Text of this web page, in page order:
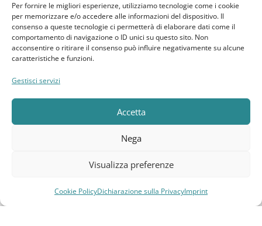
Per fornire le migliori esperienze, utilizziamo tecnologie come i cookie
per memorizzare e/o accedere alle informazioni del dispositivo. Il
consenso a queste tecnologie ci permetterà di elaborare dati come il
comportamento di navigazione o ID unici su questo sito. Non
acconsentire o ritirare il consenso può influire negativamente su alcune
caratteristiche e funzioni.
Gestisci servizi
Accetta
Nega
Visualizza preferenze
Cookie PolicyDichiarazione sulla PrivacyImprint
Disconoscimento
Pagine Dedicate
Raffrescatori Evaporativi Industriali
Lista dei desideri
CarrelloMenu